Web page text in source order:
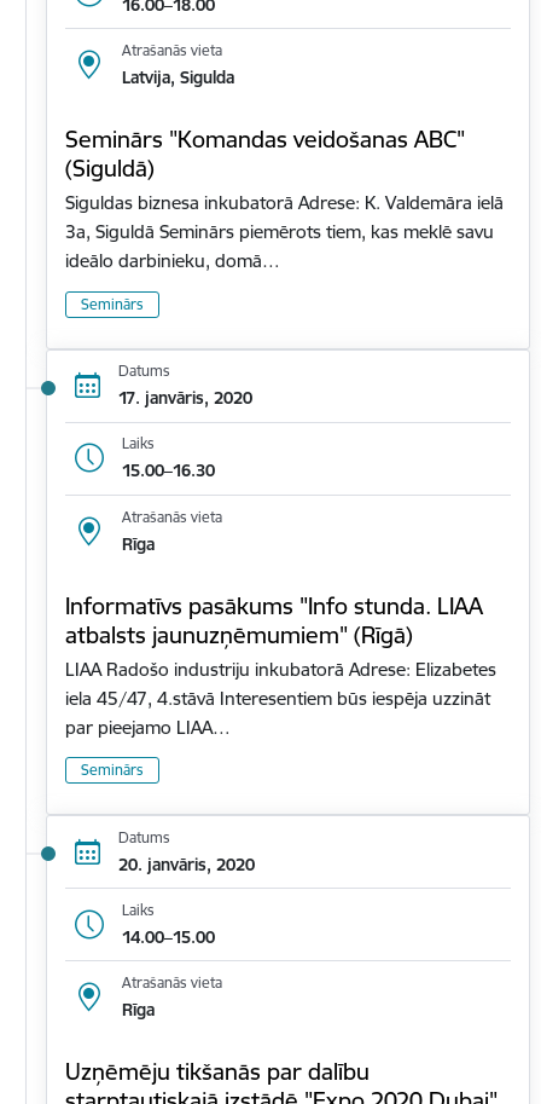
16.00–18.00
Atrašanās vieta
Latvija, Sigulda
Seminārs "Komandas veidošanas ABC"
(Siguldā)
Siguldas biznesa inkubatorā Adrese: K. Valdemāra ielā
3a, Siguldā Seminārs piemērots tiem, kas meklē savu
ideālo darbinieku, domā…
Seminārs
Datums
17. janvāris, 2020
Laiks
15.00–16.30
Atrašanās vieta
Rīga
Informatīvs pasākums "Info stunda. LIAA
atbalsts jaunuzņēmumiem" (Rīgā)
LIAA Radošo industriju inkubatorā Adrese: Elizabetes
iela 45/47, 4.stāvā Interesentiem būs iespēja uzzināt
par pieejamo LIAA…
Seminārs
Datums
20. janvāris, 2020
Laiks
14.00–15.00
Atrašanās vieta
Rīga
Uzņēmēju tikšanās par dalību